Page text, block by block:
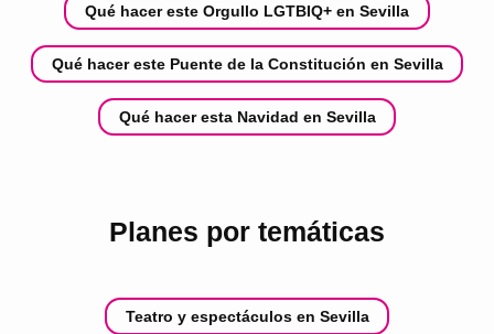
Qué hacer este Orgullo LGTBIQ+ en Sevilla
Qué hacer este Puente de la Constitución en Sevilla
Qué hacer esta Navidad en Sevilla
Planes por temáticas
Teatro y espectáculos en Sevilla